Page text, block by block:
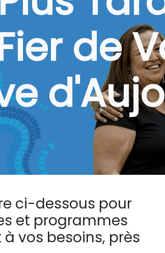
de
ci-dessous pour
et programmes
vos besoins, près